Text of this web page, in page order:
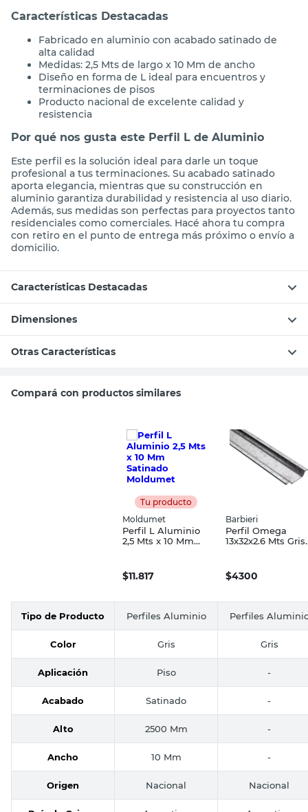
Características Destacadas
Fabricado en aluminio con acabado satinado de
alta calidad
Medidas: 2,5 Mts de largo x 10 Mm de ancho
Diseño en forma de L ideal para encuentros y
terminaciones de pisos
Producto nacional de excelente calidad y
resistencia
Por qué nos gusta este Perfil L de Aluminio
Este perfil es la solución ideal para darle un toque
profesional a tus terminaciones. Su acabado satinado
aporta elegancia, mientras que su construcción en
aluminio garantiza durabilidad y resistencia al uso diario.
Además, sus medidas son perfectas para proyectos tanto
residenciales como comerciales. Hacé ahora tu compra
con retiro en el punto de entrega más próximo o envío a
domicilio.
Características Destacadas
Dimensiones
Otras Características
Compará con productos similares
Tu producto
Moldumet
Perfil L Aluminio
2,5 Mts x 10 Mm
$11.817
Barbieri
Perfil Omega
13x32x2.6 Mts Gris
$4300
Tipo de Producto Perfiles Aluminio Perfiles
Color Gris Gris
Aplicación Piso -
Acabado Satinado -
Alto 2500 Mm -
Ancho 10 Mm -
Origen Nacional Nacional